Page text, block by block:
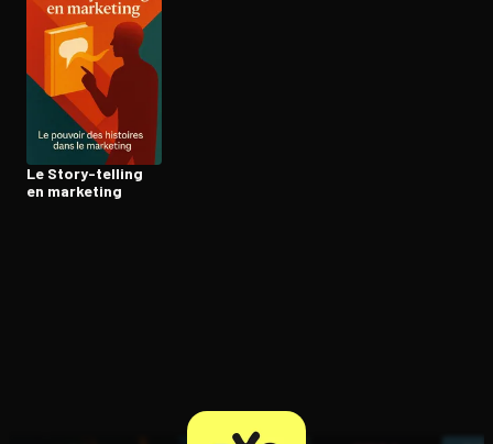
Le Story-telling
en marketing